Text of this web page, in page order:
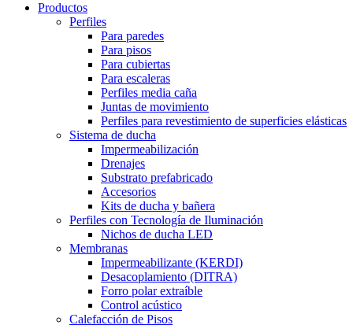
Productos
Perfiles
Para paredes
Para pisos
Para cubiertas
Para escaleras
Perfiles media caña
Juntas de movimiento
Perfiles para revestimiento de superficies elásticas
Sistema de ducha
Impermeabilización
Drenajes
Substrato prefabricado
Accesorios
Kits de ducha y bañera
Perfiles con Tecnología de Iluminación
Nichos de ducha LED
Membranas
Impermeabilizante (KERDI)
Desacoplamiento (DITRA)
Forro polar extraíble
Control acústico
Calefacción de Pisos